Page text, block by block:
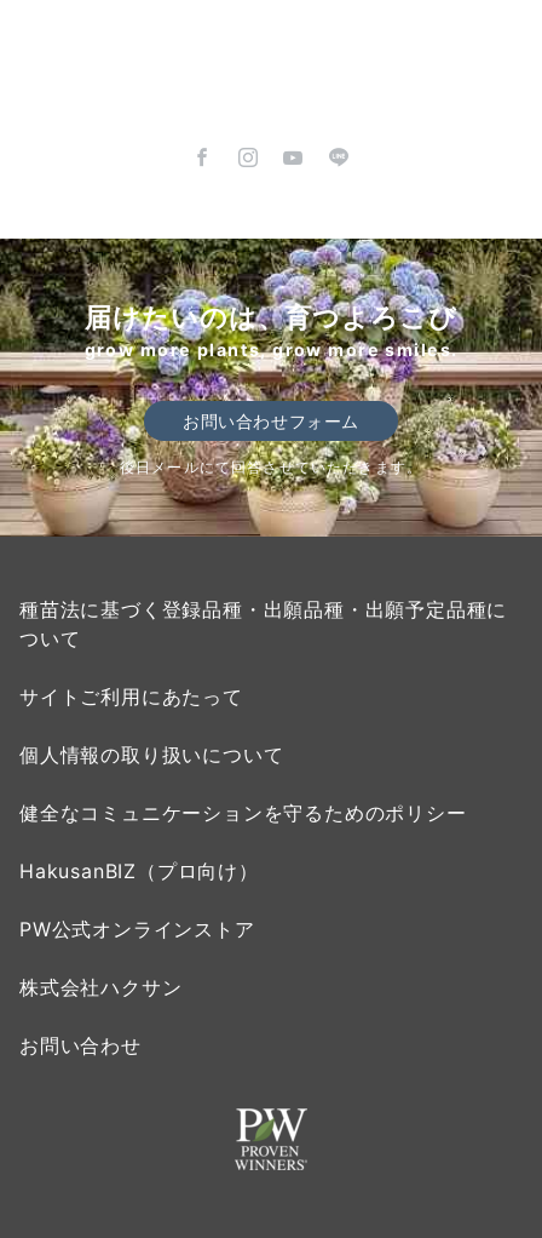
届けたいのは、育つよろこび
grow more plants, grow more smiles.
お問い合わせフォーム
後日メールにて回答させていただきます。
種苗法に基づく登録品種・出願品種・出願予定品種に
ついて
サイトご利用にあたって
個人情報の取り扱いについて
健全なコミュニケーションを守るためのポリシー
HakusanBIZ（プロ向け）
PW公式オンラインストア
株式会社ハクサン
お問い合わせ